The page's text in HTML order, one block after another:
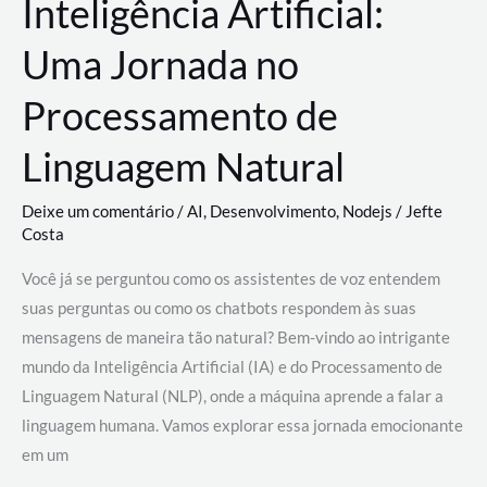
Inteligência Artificial:
Uma Jornada no
Processamento de
Linguagem Natural
Deixe um comentário/AI, Desenvolvimento, Nodejs / Jefte
Costa
Você já se perguntou como os assistentes de voz entendem
suas perguntas ou como os chatbots respondem às suas
mensagens de maneira tão natural? Bem-vindo ao intrigante
mundo da Inteligência Artificial (IA) e do Processamento de
Linguagem Natural (NLP), onde a máquina aprende a falar a
linguagem humana. Vamos explorar essa jornada emocionante
em um